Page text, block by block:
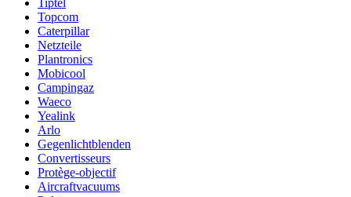
Tiptel
Topcom
Caterpillar
Netzteile
Plantronics
Mobicool
Campingaz
Waeco
Yealink
Arlo
Gegenlichtblenden
Convertisseurs
Protège-objectif
Aircraftvacuums